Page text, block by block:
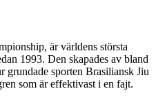
är världens största
1993. Den skapades av bland
grundade sporten Brasiliansk Jiu
som är effektivast i en fajt.